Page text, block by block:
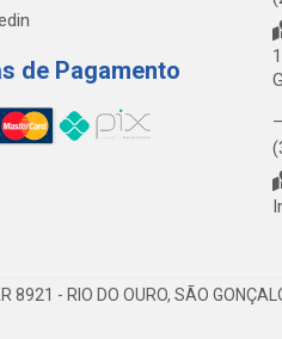
de Pagamento
8921 - RIO DO OURO, SÃO